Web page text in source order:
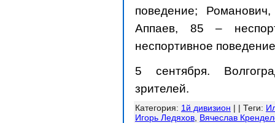
поведение;
Аппаев, 85 –
неспортивное
5 сентября.
зрителей.
Категория: 1й дивизион | | Теги:
Игорь Ледяхов Вячеслав